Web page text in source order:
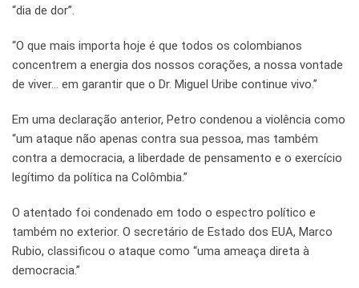
“dia de dor”.
“O que mais importa hoje é que todos os colombianos
concentrem a energia dos nossos corações, a nossa vontade
de viver… em garantir que o Dr. Miguel Uribe continue vivo.”
Em uma declaração anterior, Petro condenou a violência como
“um ataque não apenas contra sua pessoa, mas também
contra a democracia, a liberdade de pensamento e o exercício
legítimo da política na Colômbia.”
O atentado foi condenado em todo o espectro político e
também no exterior. O secretário de Estado dos EUA, Marco
Rubio, classificou o ataque como “uma ameaça direta à
democracia.”